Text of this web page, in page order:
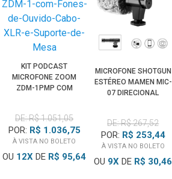
KIT PODCAST
MICROFONE ZOOM
ZDM-1PMP COM
DE MESA
DE: R$ 1.051,05
POR: R$ 1.036,75
À VISTA NO BOLETO
OU 12X DE R$ 95,64
MICROFONE SHOTGUN
ESTÉREO MAMEN MIC-
07 DIRECIONAL
SMARTPHONES
DE: R$ 267,52
POR: R$ 253,44
À VISTA NO BOLETO
OU 9X DE R$ 30,46